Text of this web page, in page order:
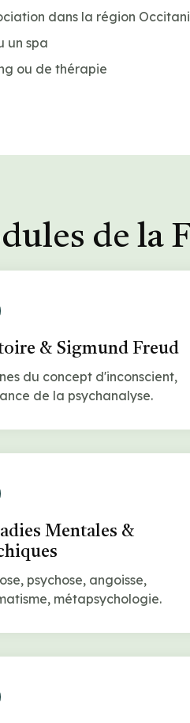
dans la région
un spa
ou de thérapie
de la
& Sigmund Freud
du concept d'inconscient,
de la psychanalyse.
Mentales &
psychose, angoisse,
métapsychologie.